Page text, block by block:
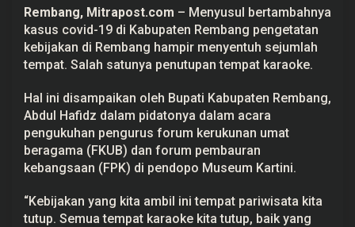
u
p
a
t
i
T
t
u
p
T
m
p
K
a
Rembang, Mitrapost.com – Menyusul bertambahnya
kasus covid-19 di Kabupaten Rembang pengetatan
kebijakan di Rembang hampir menyentuh sejumlah
tempat. Salah satunya penutupan tempat karaoke.
Hal ini disampaikan oleh Bupati Kabupaten Rembang,
Abdul Hafidz dalam pidatonya dalam acara
pengukuhan pengurus forum kerukunan umat
beragama (FKUB) dan forum pembauran
kebangsaan (FPK) di pendopo Museum Kartini.
“Kebijakan yang kita ambil ini tempat pariwisata kita
tutup. Semua tempat karaoke kita tutup, baik yang